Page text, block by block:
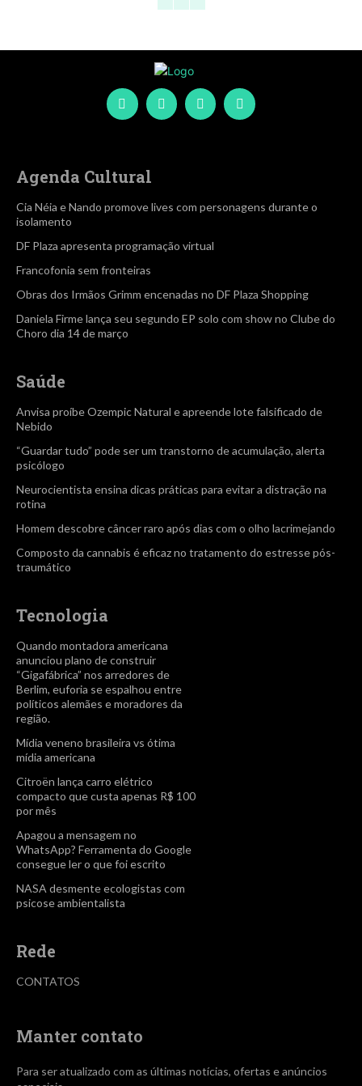
Agenda Cultural
Cia Néia e Nando promove lives com personagens durante o
isolamento
DF Plaza apresenta programação virtual
Francofonia sem fronteiras
Obras dos Irmãos Grimm encenadas no DF Plaza Shopping
Daniela Firme lança seu segundo EP solo com show no Clube do
Choro dia 14 de março
Saúde
Anvisa proíbe Ozempic Natural e apreende lote falsificado de
Nebido
“Guardar tudo” pode ser um transtorno de acumulação, alerta
psicólogo
Neurocientista ensina dicas práticas para evitar a distração na
rotina
Homem descobre câncer raro após dias com o olho lacrimejando
Composto da cannabis é eficaz no tratamento do estresse pós-
traumático
Tecnologia
Quando montadora americana
anunciou plano de construir
“Gigafábrica” nos arredores de
Berlim, euforia se espalhou entre
políticos alemães e moradores da
região.
Mídia veneno brasileira vs ótima
mídia americana
Citroën lança carro elétrico
compacto que custa apenas R$ 100
por mês
Apagou a mensagem no
WhatsApp? Ferramenta do Google
consegue ler o que foi escrito
NASA desmente ecologistas com
psicose ambientalista
Rede
CONTATOS
Manter contato
Para ser atualizado com as últimas notícias, ofertas e anúncios